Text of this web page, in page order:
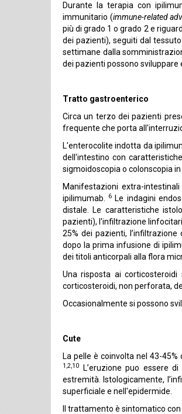
Durante la terapia con
immunitario (immune-related
più di grado 1 o grado 2 e
dei pazienti), seguiti dal
settimane dalla
dei pazienti possono
Tratto gastroenterico
Circa un terzo dei pazienti
frequente che porta
L'enterocolite indotta da
dell'intestino con
sigmoidoscopia o colonscopia
Manifestazioni extra-
ipilimumab. 6 Le indagini
distale. Le caratteristiche
pazienti), l'infiltrazione
25% dei pazienti,
dopo la prima infusione di
dei titoli anticorpali alla flora
Una risposta ai
corticosteroidi, non perforata,
Occasionalmente si possono
Cute
La pelle è coinvolta nel 43-
1,2,10
L’eruzione puo essere
estremità. Istologicamente,
superficiale e nell'epidermide.
Il trattamento è sintomatico